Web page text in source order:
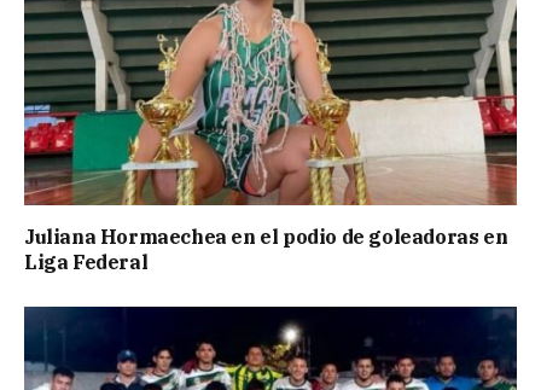
Juliana Hormaechea en el podio de goleadoras en
Liga Federal